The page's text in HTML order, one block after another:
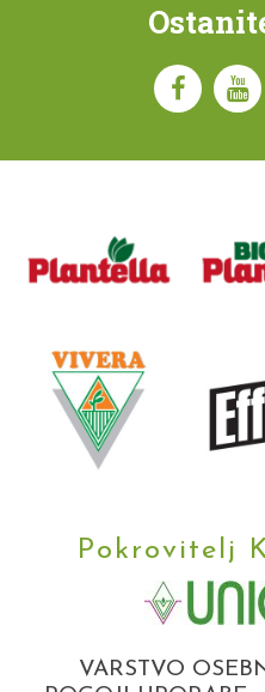
Pokrovitelj
VARSTVO